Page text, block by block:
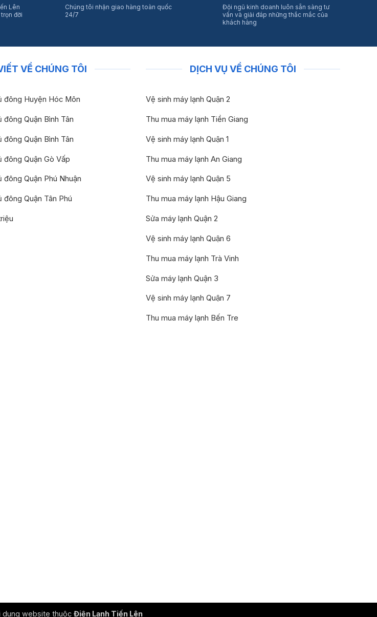
Lên
đời
Chúng tôi nhận giao hàng toàn quốc
24/7
Đội ngũ kinh doanh luôn sẵn sàng tư
vấn và giải đáp những thắc mắc của
khách hàng
VỀ CHÚNG TÔI
đông Huyện Hóc Môn
Quận Bình Tân
Quận Bình Tân
đông Quận Gò Vấp
Quận Phú Nhuận
Quận Tân Phú
DỊCH VỤ VỀ CHÚNG TÔI
Vệ sinh máy lạnh Quận 2
Thu mua máy lạnh Tiền Giang
Vệ sinh máy lạnh Quận 1
Thu mua máy lạnh An Giang
Vệ sinh máy lạnh Quận 5
Thu mua máy lạnh Hậu Giang
Sửa máy lạnh Quận 2
Vệ sinh máy lạnh Quận 6
Thu mua máy lạnh Trà Vinh
Sửa máy lạnh Quận 3
Vệ sinh máy lạnh Quận 7
Thu mua máy lạnh Bến Tre
dung website thuộc Điện Lạnh Tiến Lên